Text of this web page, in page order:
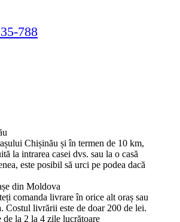
788
Chișinău și în termen de 10 km,
la intrarea casei dvs. sau la o casă
este posibil să urci pe podea dacă
din Moldova
comanda livrare în orice alt oraș sau
Costul livrării este de doar 200 de lei.
de la 2 la 4 zile lucrătoare